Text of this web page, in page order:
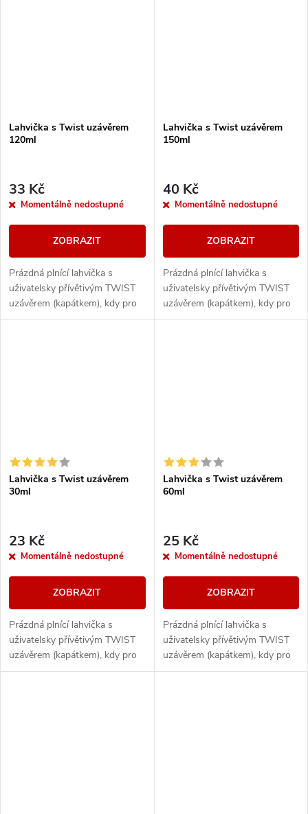
Lahvička s Twist uzávěrem
120ml
33 Kč
Momentálně nedostupné
ZOBRAZIT
Prázdná plnící lahvička s
uživatelsky přívětivým TWIST
uzávěrem (kapátkem), kdy pro
otevření...
Lahvička s Twist uzávěrem
150ml
40 Kč
Momentálně nedostupné
ZOBRAZIT
Prázdná plnící lahvička s
uživatelsky přívětivým TWIST
uzávěrem (kapátkem), kdy pro
otevření...
Lahvička s Twist uzávěrem
30ml
23 Kč
Momentálně nedostupné
ZOBRAZIT
Prázdná plnící lahvička s
uživatelsky přívětivým TWIST
uzávěrem (kapátkem), kdy pro
otevření...
Lahvička s Twist uzávěrem
60ml
25 Kč
Momentálně nedostupné
ZOBRAZIT
Prázdná plnící lahvička s
uživatelsky přívětivým TWIST
uzávěrem (kapátkem), kdy pro
otevření...